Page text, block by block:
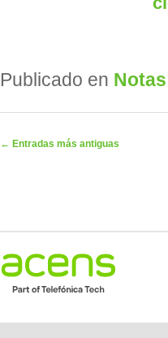
Publicado en
Navegador de artículos
← Entradas más antiguas